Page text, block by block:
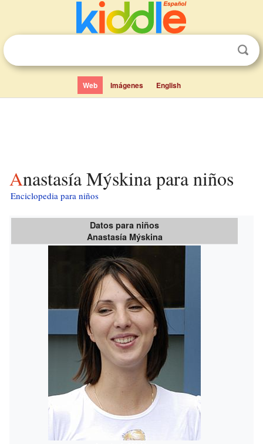
Web Imágenes English
Anastasía Mýskina para niños
Enciclopedia para niños
Datos para niños
Anastasía Mýskina